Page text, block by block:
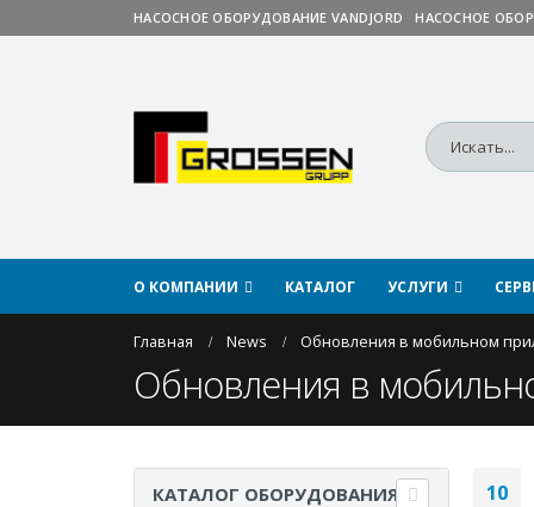
НАСОСНОЕ ОБОРУДОВАНИЕ VANDJORD НАСОСНОЕ
О КОМПАНИИ КАТАЛОГ УСЛУГИ
Главная News Обновления в мобильном
Обновления в
10
КАТАЛОГ ОБОРУДОВАНИЯ